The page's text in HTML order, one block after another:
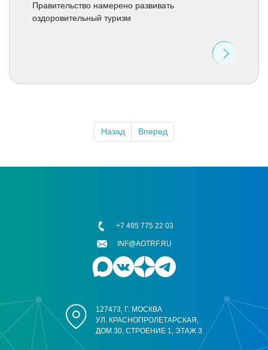
Правительство намерено развивать
оздоровительный туризм
Назад Вперед
127473, Г. МОСКВА
УЛ. КРАСНОПРОЛЕТАРСКАЯ,
ДОМ 30, СТРОЕНИЕ 1, ЭТАЖ 3
+7 495 775 22 03
INF@AOTRF.RU